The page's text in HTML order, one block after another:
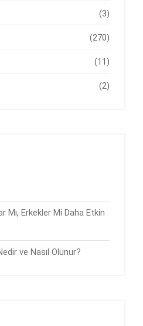
(3)
(270)
(11)
(2)
Mı, Erkekler Mi Daha Etkin
ve Nasıl Olunur?